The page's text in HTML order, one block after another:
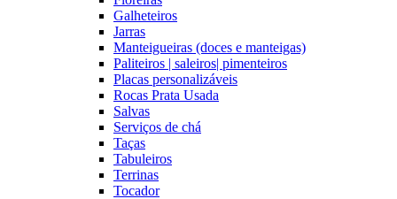
Galheteiros
Jarras
Manteigueiras (doces e manteigas)
Paliteiros | saleiros| pimenteiros
Placas personalizáveis
Rocas Prata Usada
Salvas
Serviços de chá
Taças
Tabuleiros
Terrinas
Tocador